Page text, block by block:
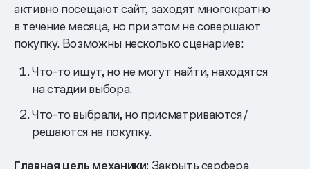
активно посещают сайт, заходят многократно
в течение месяца, но при этом не совершают
покупку. Возможны несколько сценариев:
Что-то ищут, но не могут найти, находятся
на стадии выбора.
Что-то выбрали, но присматриваются/
решаются на покупку.
Главная цель механики: Закрыть серфера